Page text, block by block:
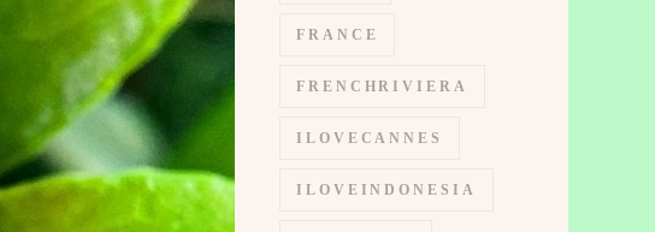
FRANCE
FRENCHRIVIERA
ILOVECANNES
ILOVEINDONESIA